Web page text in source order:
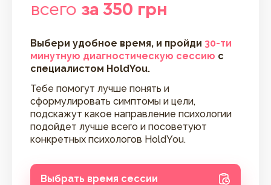
всего за 350 грн
Выбери удобное время, и пройди 30-ти
минутную диагностическую сессию с
специалистом HoldYou.
Тебе помогут лучше понять и
сформулировать симптомы и цели,
подскажут какое направление психологии
подойдет лучше всего и посоветуют
конкретных психологов HoldYou.
Выбрать время сессии